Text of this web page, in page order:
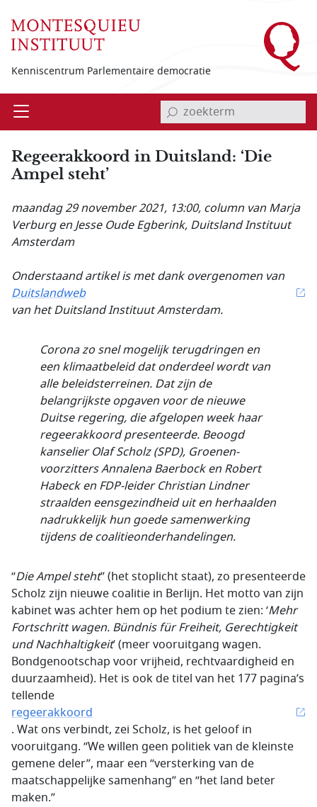
Kenniscentrum Parlementaire democratie
Open invoerveld zoekterm
Regeerakkoord in Duitsland: ‘Die
Ampel steht’
maandag 29 november 2021, 13:00, column van Marja
Verburg en Jesse Oude Egberink, Duitsland Instituut
Amsterdam
Onderstaand artikel is met dank overgenomen van
Duitslandweb
van het Duitsland Instituut Amsterdam.
Corona zo snel mogelijk terugdringen en
een klimaatbeleid dat onderdeel wordt van
alle beleidsterreinen. Dat zijn de
belangrijkste opgaven voor de nieuwe
Duitse regering, die afgelopen week haar
regeerakkoord presenteerde. Beoogd
kanselier Olaf Scholz (SPD), Groenen-
voorzitters Annalena Baerbock en Robert
Habeck en FDP-leider Christian Lindner
straalden eensgezindheid uit en herhaalden
nadrukkelijk hun goede samenwerking
tijdens de coalitieonderhandelingen.
“Die Ampel steht” (het stoplicht staat), zo presenteerde
Scholz zijn nieuwe coalitie in Berlijn. Het motto van zijn
kabinet was achter hem op het podium te zien: ‘Mehr
Fortschritt wagen. Bündnis für Freiheit, Gerechtigkeit
und Nachhaltigkeit’ (meer vooruitgang wagen.
Bondgenootschap voor vrijheid, rechtvaardigheid en
duurzaamheid). Het is ook de titel van het 177 pagina’s
tellende
regeerakkoord
. Wat ons verbindt, zei Scholz, is het geloof in
vooruitgang. “We willen geen politiek van de kleinste
gemene deler”, maar een “versterking van de
maatschappelijke samenhang” en “het land beter
maken.”